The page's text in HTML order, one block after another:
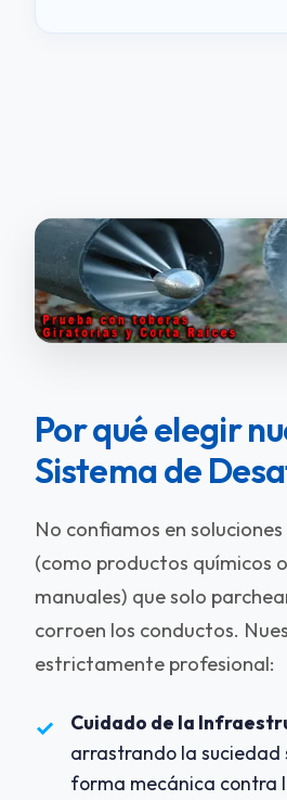
Por qué elegir
Sistema de
No confiamos en
(como productos químicos
manuales) que solo
corroen los conductos.
estrictamente profesional:
✓ Cuidado de la
arrastrando la
forma mecánica contra